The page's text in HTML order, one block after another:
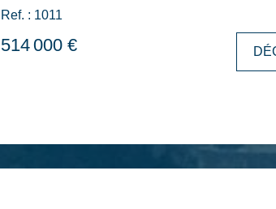
offrant un cadre de vie paisible et verdoyant. Dès l'entrée,
vous apprécierez la généreuse pièce de vie,
un plafond cathédrale et une belle luminosité
L'ensemble s'ouvre harmonieusement sur une
chambres confortables, dont une agréable
équipée de son dressing et de sa salle d'eau
Ref. : 1011
514 000 €